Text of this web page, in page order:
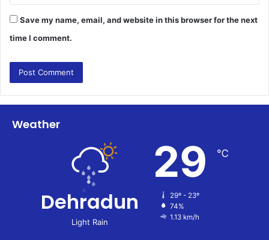
Save my name, email, and website in this browser for the next
time I comment.
Weather
Dehradun
Light Rain
29 ℃
29º - 23º
74%
1.13 km/h